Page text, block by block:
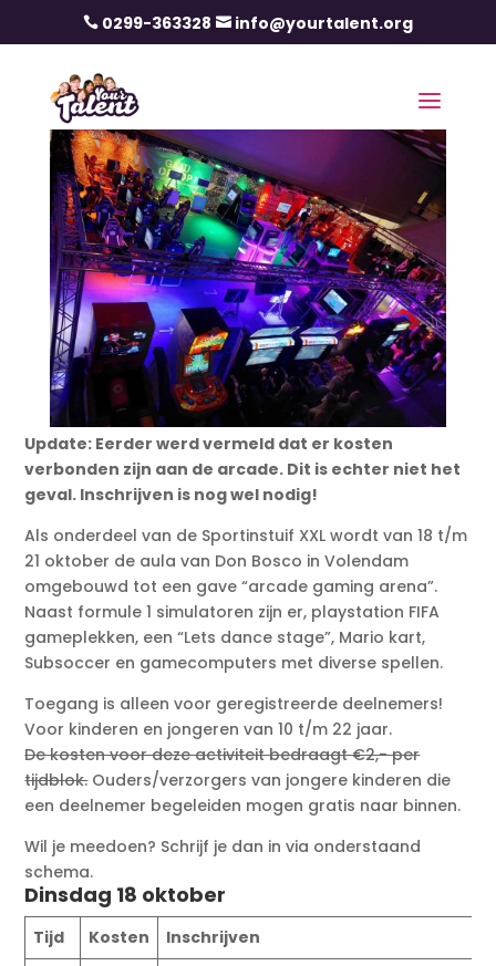
 0299-363328  info@yourtalent.org
Update: Eerder werd vermeld dat er kosten
verbonden zijn aan de arcade. Dit is echter niet het
geval. Inschrijven is nog wel nodig!
Als onderdeel van de Sportinstuif XXL wordt van 18 t/m
21 oktober de aula van Don Bosco in Volendam
omgebouwd tot een gave “arcade gaming arena”.
Naast formule 1 simulatoren zijn er, playstation FIFA
gameplekken, een “Lets dance stage”, Mario kart,
Subsoccer en gamecomputers met diverse spellen.
Toegang is alleen voor geregistreerde deelnemers!
Voor kinderen en jongeren van 10 t/m 22 jaar.
De kosten voor deze activiteit bedraagt €2,- per
tijdblok.Ouders/verzorgers van jongere kinderen die
een deelnemer begeleiden mogen gratis naar binnen.
Wil je meedoen? Schrijf je dan in via onderstaand
schema.
Dinsdag 18 oktober
Tijd Kosten
Inschrijven